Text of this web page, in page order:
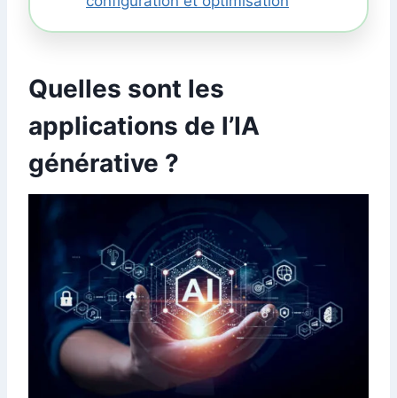
Quelles sont les
applications de l’IA
générative ?